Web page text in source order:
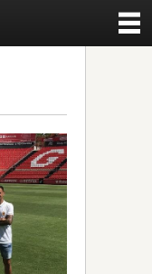
Esports
Noticies